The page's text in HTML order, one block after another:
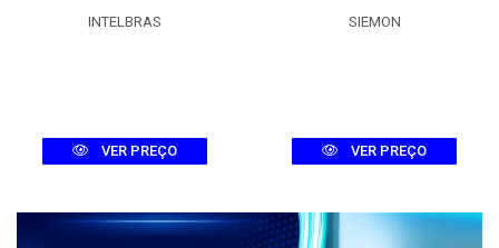
INTELBRAS
VER PREÇO
SIEMON
VER PREÇO